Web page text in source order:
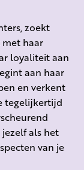
zoekt
haar
loyaliteit aan
aan haar
en verkent
tegelijkertijd
als het
van je